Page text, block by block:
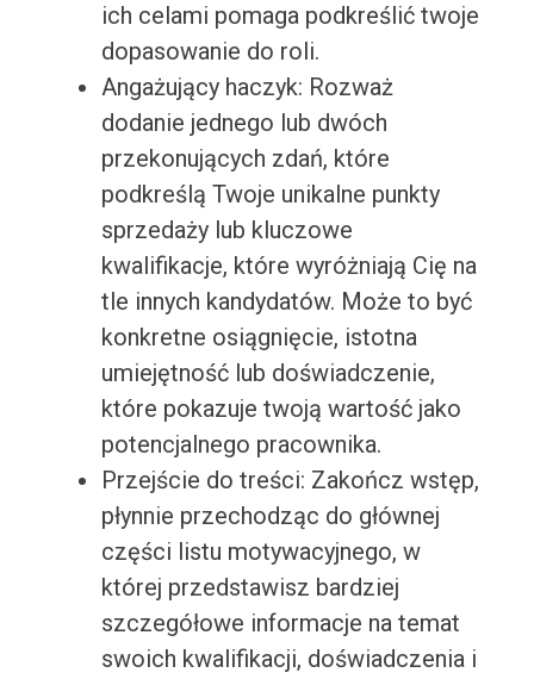
ich celami pomaga podkreślić twoje
dopasowanie do roli.
Angażujący haczyk: Rozważ
dodanie jednego lub dwóch
przekonujących zdań, które
podkreślą Twoje unikalne punkty
sprzedaży lub kluczowe
kwalifikacje, które wyróżniają Cię na
tle innych kandydatów. Może to być
konkretne osiągnięcie, istotna
umiejętność lub doświadczenie,
które pokazuje twoją wartość jako
potencjalnego pracownika.
Przejście do treści: Zakończ wstęp,
płynnie przechodząc do głównej
części listu motywacyjnego, w
której przedstawisz bardziej
szczegółowe informacje na temat
swoich kwalifikacji, doświadczenia i